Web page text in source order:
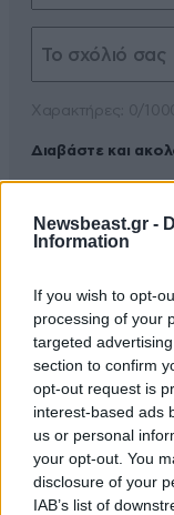
Newsbeast.gr -
Information
If you wish to opt-
processing of your
targeted
section to confirm
opt-out request is
interest-based ads
us or personal
your opt-out. You
disclosure of your
IAB’s list of
Διαβάστε και
TRENDING